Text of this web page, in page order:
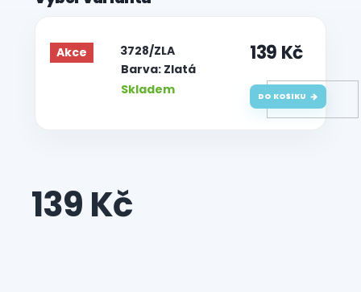
Akce
Barva: Zlatá
Skladem
| 3728/ZLA 139 Kč
DO KOŠÍKU
139 Kč